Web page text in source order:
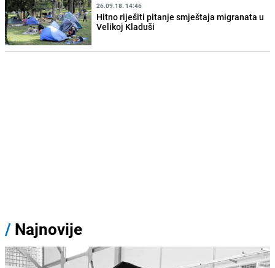
26.09.18. 14:46
Hitno riješiti pitanje smještaja migranata u
Velikoj Kladuši
/ Najnovije